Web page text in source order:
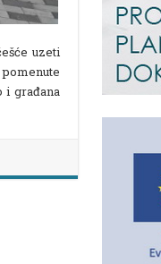
uzeti
i građana